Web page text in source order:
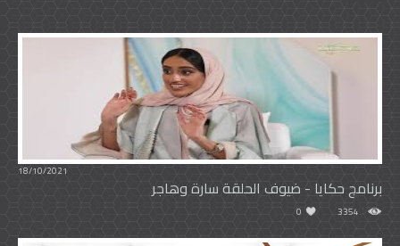
18/10/2021
برنامج حكايا - ضيوف الحلقة سارة وهاجر
3354
0